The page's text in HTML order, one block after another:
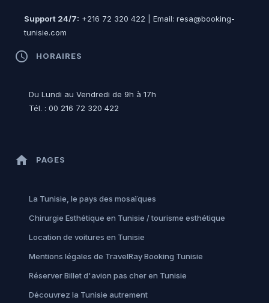
Support 24/7: +216 72 320 422 | Email: resa@booking-
tunisie.com
access_time HORAIRES
Du Lundi au Vendredi de 9h à 17h
Tél. : 00 216 72 320 422
home PAGES
La Tunisie, le pays des mosaïques
Chirurgie Esthétique en Tunisie / tourisme esthétique
Location de voitures en Tunisie
Mentions légales de TravelRay Booking Tunisie
Réserver Billet d'avion pas cher en Tunisie
Découvrez la Tunisie autrement